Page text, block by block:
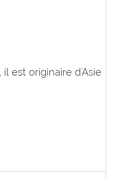
est originaire d'Asie